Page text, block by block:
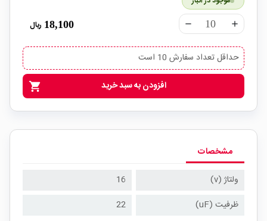
remove add
18,100 ریال
حداقل تعداد سفارش 10 است
shopping_cart افزودن به سبد خرید
مشخصات
ولتاژ (v)
16
ظرفیت (uF)
22